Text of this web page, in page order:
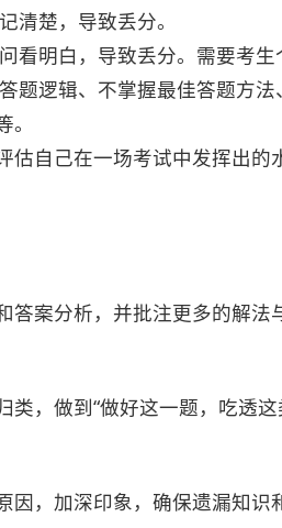
清楚，导致丢分。
看明白，导致丢分。需要考
题逻辑、不掌握最佳答题方
自己在一场考试中发挥出的
案分析，并批注更多的解法
，做到“做好这一题，吃透这
，加深印象，确保遗漏知识